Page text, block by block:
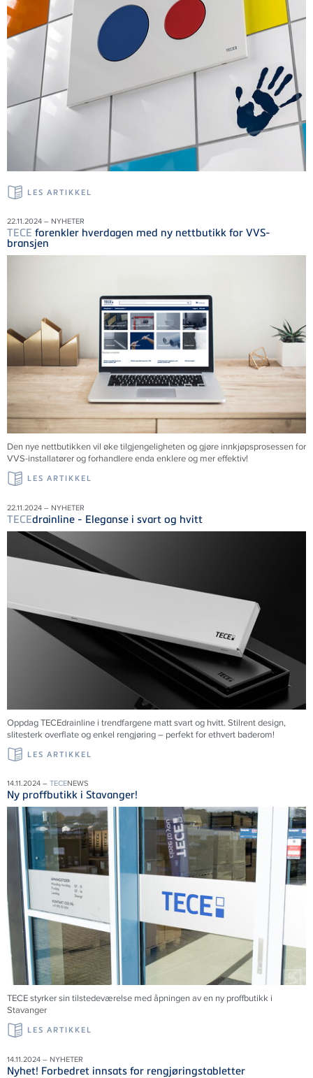
LES ARTIKKEL
22.11.2024 – NYHETER
TECE forenkler hverdagen med ny nettbutikk for VVS-
bransjen
Den nye nettbutikken vil øke tilgjengeligheten og gjøre innkjøpsprosessen for
VVS-installatører og forhandlere enda enklere og mer effektiv!
LES ARTIKKEL
22.11.2024 – NYHETER
TECEdrainline - Eleganse i svart og hvitt
Oppdag TECEdrainline i trendfargene matt svart og hvitt. Stilrent design,
slitesterk overflate og enkel rengjøring – perfekt for ethvert baderom!
LES ARTIKKEL
14.11.2024 – TECENEWS
Ny proffbutikk i Stavanger!
TECE styrker sin tilstedeværelse med åpningen av en ny proffbutikk i
Stavanger
LES ARTIKKEL
14.11.2024 – NYHETER
Nyhet! Forbedret innsats for rengjøringstabletter